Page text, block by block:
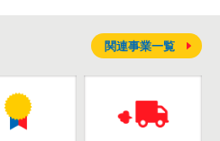
関連事業一覧